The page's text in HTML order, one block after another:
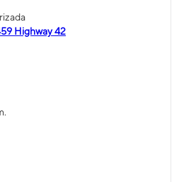
Highway 42